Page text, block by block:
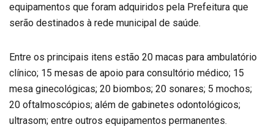
equipamentos que foram adquiridos pela Prefeitura que
serão destinados à rede municipal de saúde.
Entre os principais itens estão 20 macas para ambulatório
clínico; 15 mesas de apoio para consultório médico; 15
mesa ginecológicas; 20 biombos; 20 sonares; 5 mochos;
20 oftalmoscópios; além de gabinetes odontológicos;
ultrasom; entre outros equipamentos permanentes.